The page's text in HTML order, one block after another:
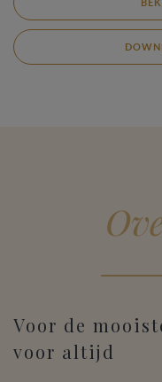
Voor de
voor altijd